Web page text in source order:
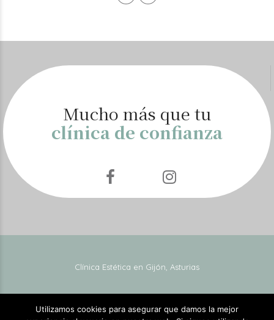
Mucho más que tu
clínica de confianza
Clínica Estética en Gijón, Asturias
Utilizamos cookies para asegurar que damos la mejor